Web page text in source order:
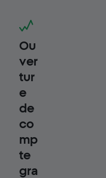
Ou
ver
tur
e
de
co
mp
te
gra